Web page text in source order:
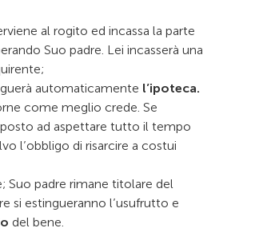
al rogito ed incassa la parte
Suo padre. Lei incasserà una
automaticamente l’ipoteca.
come meglio crede. Se
ad aspettare tutto il tempo
l’obbligo di risarcire a costui
Suo padre rimane titolare del
si estingueranno l’usufrutto e
del bene.